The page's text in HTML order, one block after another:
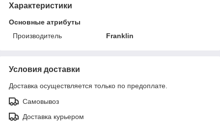
Характеристики
Основные атрибуты
Производитель
Franklin
Условия доставки
Доставка осуществляется только по предоплате.
Самовывоз
Доставка курьером